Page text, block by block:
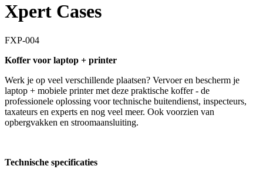
Xpert Cases
FXP-004
Koffer voor laptop + printer
Werk je op veel verschillende plaatsen? Vervoer en bescherm je
laptop + mobiele printer met deze praktische koffer - de
professionele oplossing voor technische buitendienst, inspecteurs,
taxateurs en experts en nog veel meer. Ook voorzien van
opbergvakken en stroomaansluiting.
Technische specificaties